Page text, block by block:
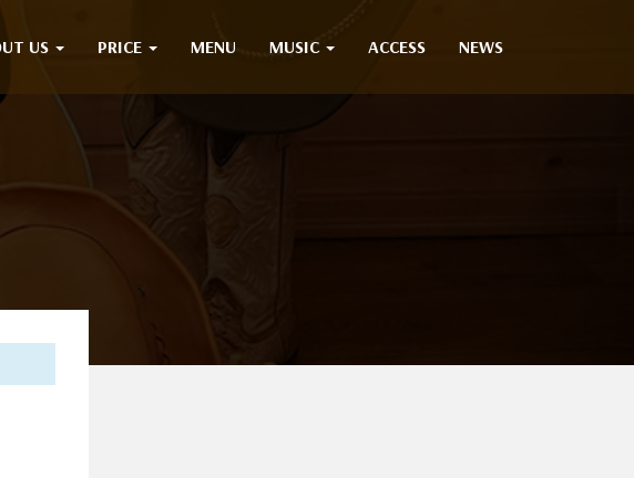
US PRICE MENU MUSIC ACCESS NEWS